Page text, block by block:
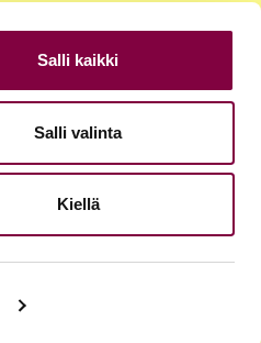
Salli kaikki
Salli valinta
Kiellä